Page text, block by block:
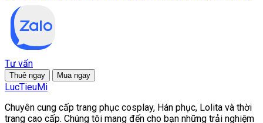
Tư vấn
Thuê ngay Mua ngay
LucTieuMi
Chuyên cung cấp trang phục cosplay, Hán phục, Lolita và thời
trang cao cấp. Chúng tôi mang đến cho bạn những trải nghiệm